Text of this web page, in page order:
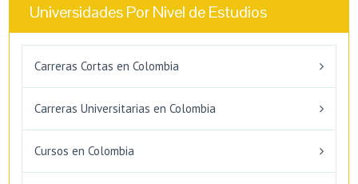
Universidades Por Nivel de Estudios
Carreras Cortas en Colombia
Carreras Universitarias en Colombia
Cursos en Colombia